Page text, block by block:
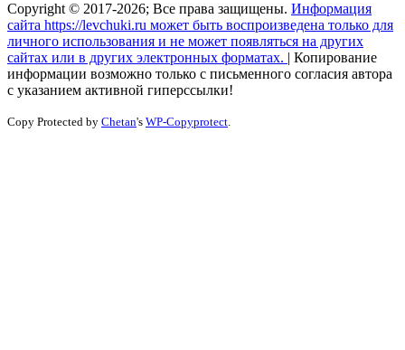
Copyright © 2017-2026; Все права защищены. Информация
сайта https://levchuki.ru может быть воспроизведена только для
личного использования и не может появляться на других
сайтах или в других электронных форматах. | Копирование
информации возможно только с письменного согласия автора
с указанием активной гиперссылки!
Copy Protected by Chetan's WP-Copyprotect.